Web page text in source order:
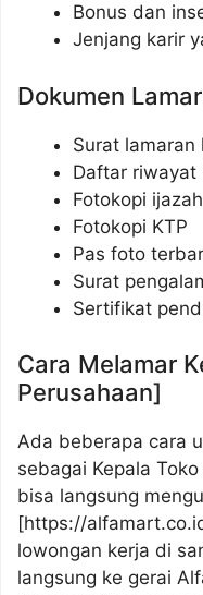
Bonus dan
Jenjang karir
Dokumen
Surat lamaran
Daftar riwayat
Fotokopi
Fotokopi KTP
Pas foto
Surat
Sertifikat
Cara Melamar
Perusahaan]
Ada beberapa cara
sebagai Kepala
bisa langsung
[https://
lowongan kerja di
langsung ke gerai